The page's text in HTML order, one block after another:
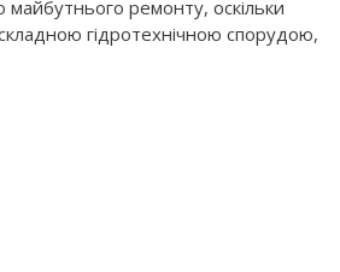
майбутнього ремонту, оскільки
гідротехнічною спорудою,